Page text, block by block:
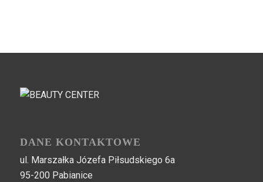
DANE KONTAKTOWE
ul. Marszałka Józefa Piłsudskiego 6a
95-200 Pabianice